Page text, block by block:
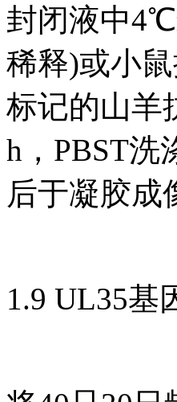
封闭液中4℃
稀释)或小
标记的山羊
h，PBST洗
后于凝胶成
1.9 UL35基